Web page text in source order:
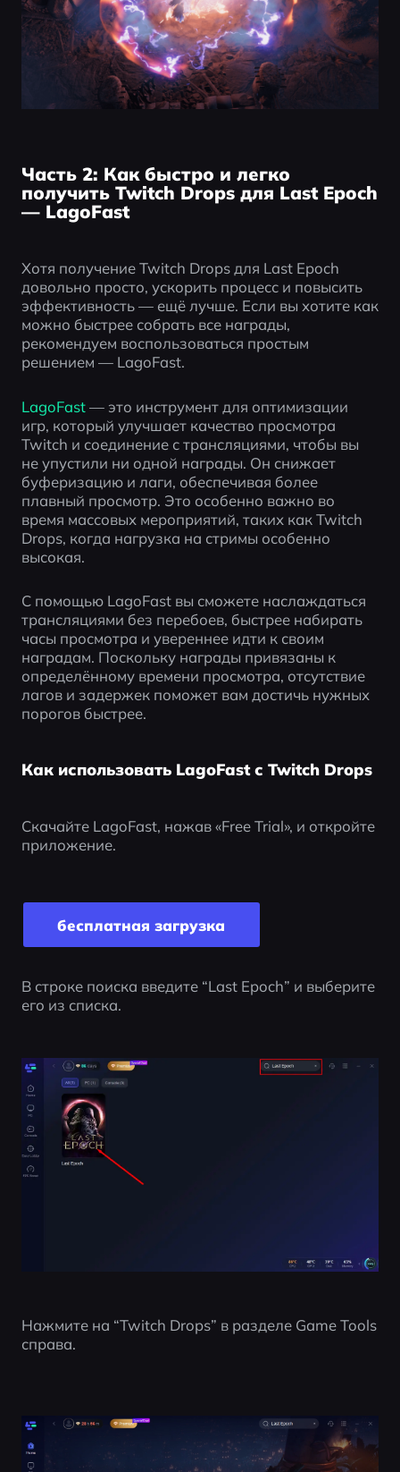
Часть 2: Как быстро и легко
получить Twitch Drops для Last Epoch
— LagoFast
Хотя получение Twitch Drops для Last Epoch
довольно просто, ускорить процесс и повысить
эффективность — ещё лучше. Если вы хотите как
можно быстрее собрать все награды,
рекомендуем воспользоваться простым
решением — LagoFast.
LagoFast — это инструмент для оптимизации
игр, который улучшает качество просмотра
Twitch и соединение с трансляциями, чтобы вы
не упустили ни одной награды. Он снижает
буферизацию и лаги, обеспечивая более
плавный просмотр. Это особенно важно во
время массовых мероприятий, таких как Twitch
Drops, когда нагрузка на стримы особенно
высокая.
С помощью LagoFast вы сможете наслаждаться
трансляциями без перебоев, быстрее набирать
часы просмотра и увереннее идти к своим
наградам. Поскольку награды привязаны к
определённому времени просмотра, отсутствие
лагов и задержек поможет вам достичь нужных
порогов быстрее.
Как использовать LagoFast с Twitch Drops
Скачайте LagoFast, нажав «Free Trial», и откройте
приложение.
бесплатная загрузка
В строке поиска введите “Last Epoch” и выберите
его из списка.
Нажмите на “Twitch Drops” в разделе Game Tools
справа.